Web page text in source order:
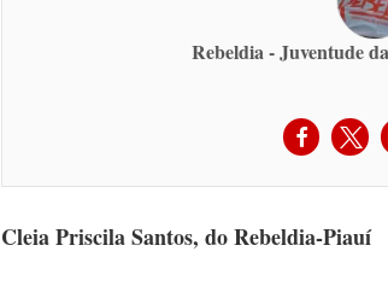
Rebeldia - Juventude
Cleia Priscila Santos, do Rebeldia-Piauí